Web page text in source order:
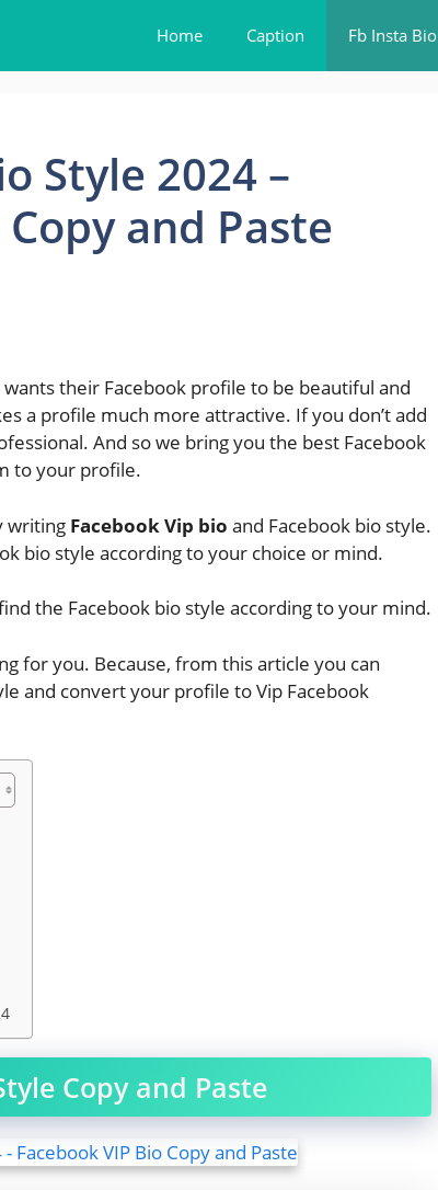
Home Caption Fb Insta Bio
Style 2024 –
and Paste
their Facebook profile to be beautiful and
a profile much more attractive. If you don’t add
And so we bring you the best Facebook
to your profile.
writing Facebook Vip bio and Facebook bio style.
bio style according to your choice or mind.
the Facebook bio style according to your mind.
for you. Because, from this article you can
and convert your profile to Vip Facebook
Copy and Paste